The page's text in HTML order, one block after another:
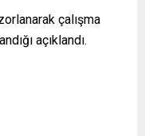
çalışma
açıklandı.